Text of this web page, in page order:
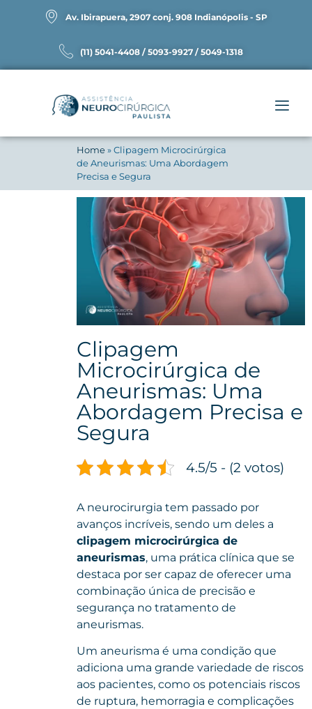
Av. Ibirapuera, 2907 conj. 908 Indianópolis - SP
(11) 5041-4408 / 5093-9927 / 5049-1318
Home»Clipagem Microcirúrgica
de Aneurismas: Uma Abordagem
Precisa e Segura
Clipagem
Microcirúrgica de
Aneurismas: Uma
Abordagem Precisa e
Segura
4.5/5 - (2 votos)
A neurocirurgia tem passado por
avanços incríveis, sendo um deles a
clipagem microcirúrgica de
aneurismas, uma prática clínica que se
destaca por ser capaz de oferecer uma
combinação única de precisão e
segurança no tratamento de
aneurismas.
Um aneurisma é uma condição que
adiciona uma grande variedade de riscos
aos pacientes, como os potenciais riscos
de ruptura, hemorragia e complicações